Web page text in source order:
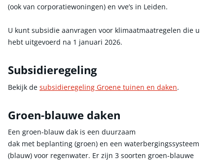
(ook van corporatiewoningen) en vve’s in Leiden.
U kunt subsidie aanvragen voor klimaatmaatregelen die u
hebt uitgevoerd na 1 januari 2026.
Subsidieregeling
Bekijk de subsidieregeling Groene tuinen en daken.
Groen-blauwe daken
Een groen-blauw dak is een duurzaam
dak met beplanting (groen) en een waterbergingssysteem
(blauw) voor regenwater. Er zijn 3 soorten groen-blauwe